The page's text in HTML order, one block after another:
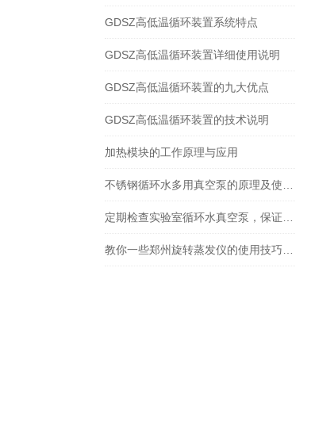
GDSZ高低温循环装置系统特点
GDSZ高低温循环装置详细使用说明
GDSZ高低温循环装置的九大优点
GDSZ高低温循环装置的技术说明
加热模块的工作原理与应用